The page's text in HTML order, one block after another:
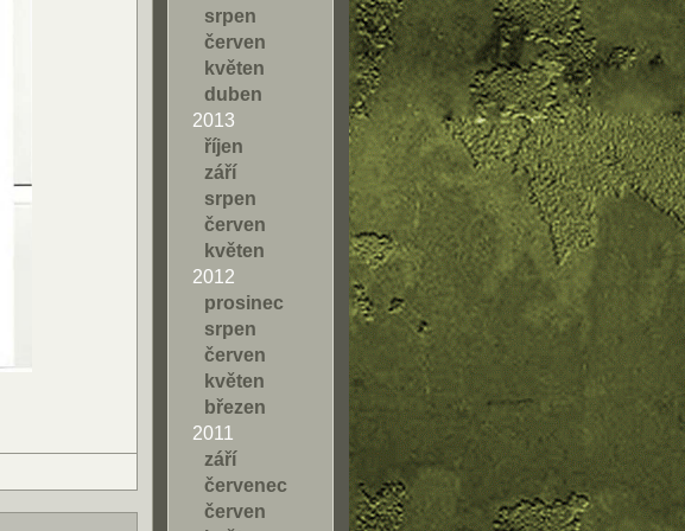
srpen
červen
květen
duben
2013
říjen
září
srpen
červen
květen
2012
prosinec
srpen
červen
květen
březen
2011
září
červenec
červen